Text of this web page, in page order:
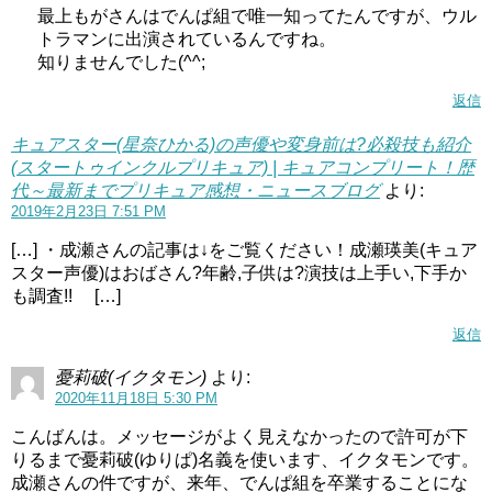
うち結婚報告とかあるかもしれませんね。
関連記事
関連記事
最上もがさんはでんぱ組で唯一知ってたんですが、ウル
トラマンに出演されているんですね。
知りませんでした(^^;
返信
キュアスター(星奈ひかる)の声優や変身前は?必殺技も紹介
(スタートゥインクルプリキュア) | キュアコンプリート！歴
代～最新までプリキュア感想・ニュースブログ より:
2019年2月23日 7:51 PM
[…] ・成瀬さんの記事は↓をご覧ください！成瀬瑛美(キュア
スター声優)はおばさん?年齢,子供は?演技は上手い,下手か
も調査!! […]
返信
憂莉破(イクタモン) より:
2020年11月18日 5:30 PM
こんばんは。メッセージがよく見えなかったので許可が下
りるまで憂莉破(ゆりぱ)名義を使います、イクタモンです。
成瀬さんの件ですが、来年、でんぱ組を卒業することにな